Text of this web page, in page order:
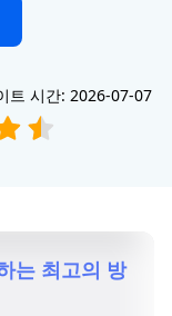
트 시간: 2026-07-07
는 최고의 방